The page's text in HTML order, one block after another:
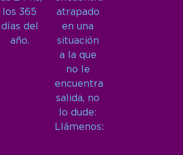
los 365
días del
año.
atrapado
en una
situación
a la que
no le
encuentra
salida, no
lo dude:
Llámenos: